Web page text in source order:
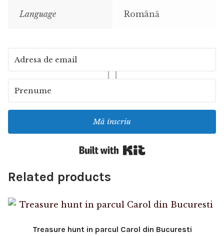
Language Română
Mă înscriu
Related products
Treasure hunt in parcul Carol din Bucuresti